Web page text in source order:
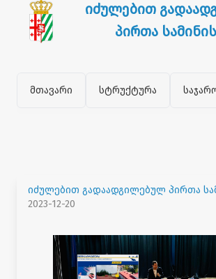
იძულებით
პირთა
მთავარი სტრუქტურა
იძულებით გადაადგილებულ პირთა
2023-12-20